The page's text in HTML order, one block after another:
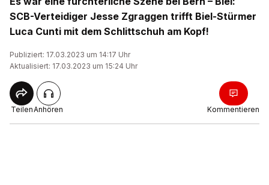
SCB-Verteidiger Jesse Zgraggen trifft Biel-Stürmer
Luca Cunti mit dem Schlittschuh am Kopf!
Publiziert: 17.03.2023 um 14:17 Uhr
Aktualisiert: 17.03.2023 um 15:24 Uhr
TeilenAnhören Kommentieren